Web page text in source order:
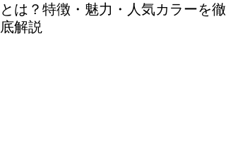
とは？特徴・魅力・人気カラーを徹
底解説